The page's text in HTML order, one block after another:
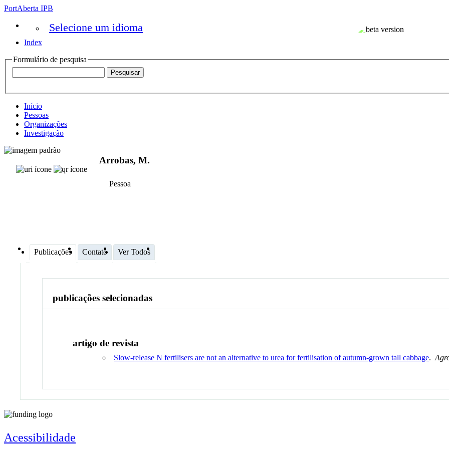
PortAberta IPB
Selecione um idioma
Index
Formulário de pesquisa
Início
Pessoas
Organizações
Investigação
Arrobas, M.
Pessoa
Publicações Contato Ver Todos
publicações selecionadas
artigo de revista
Slow-release N fertilisers are not an alternative to urea for fertilisation of autumn-grown tall cabbage.
Acessibilidade